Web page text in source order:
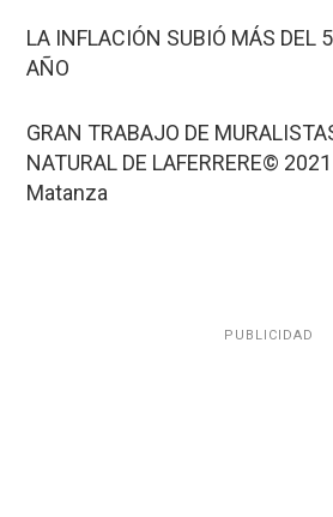
LA INFLACIÓN SUBIÓ MÁS DEL
AÑO
GRAN TRABAJO DE
NATURAL DE LAFERRERE©
Matanza
PUBLICIDAD